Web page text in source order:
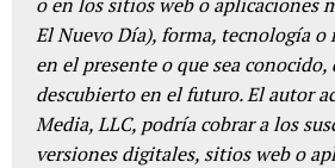
El Nuevo Día), forma, tecnología o
en el presente o que sea
descubierto en el futuro. El autor
Media, LLC, podría cobrar a los
versiones digitales, sitios web o